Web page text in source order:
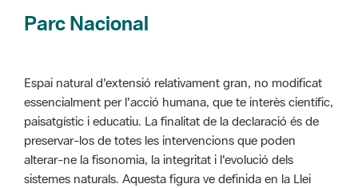
Espai natural d'extensió relativament gran, no modificat
preservar-los de totes les intervencions que poden
alterar-ne la fisonomia, la integritat i l'evolució dels
sistemes naturals. Aquesta figura ve definida en la Llei
12/1985, de 13 de juny, d'espais naturals.
Parc Natural